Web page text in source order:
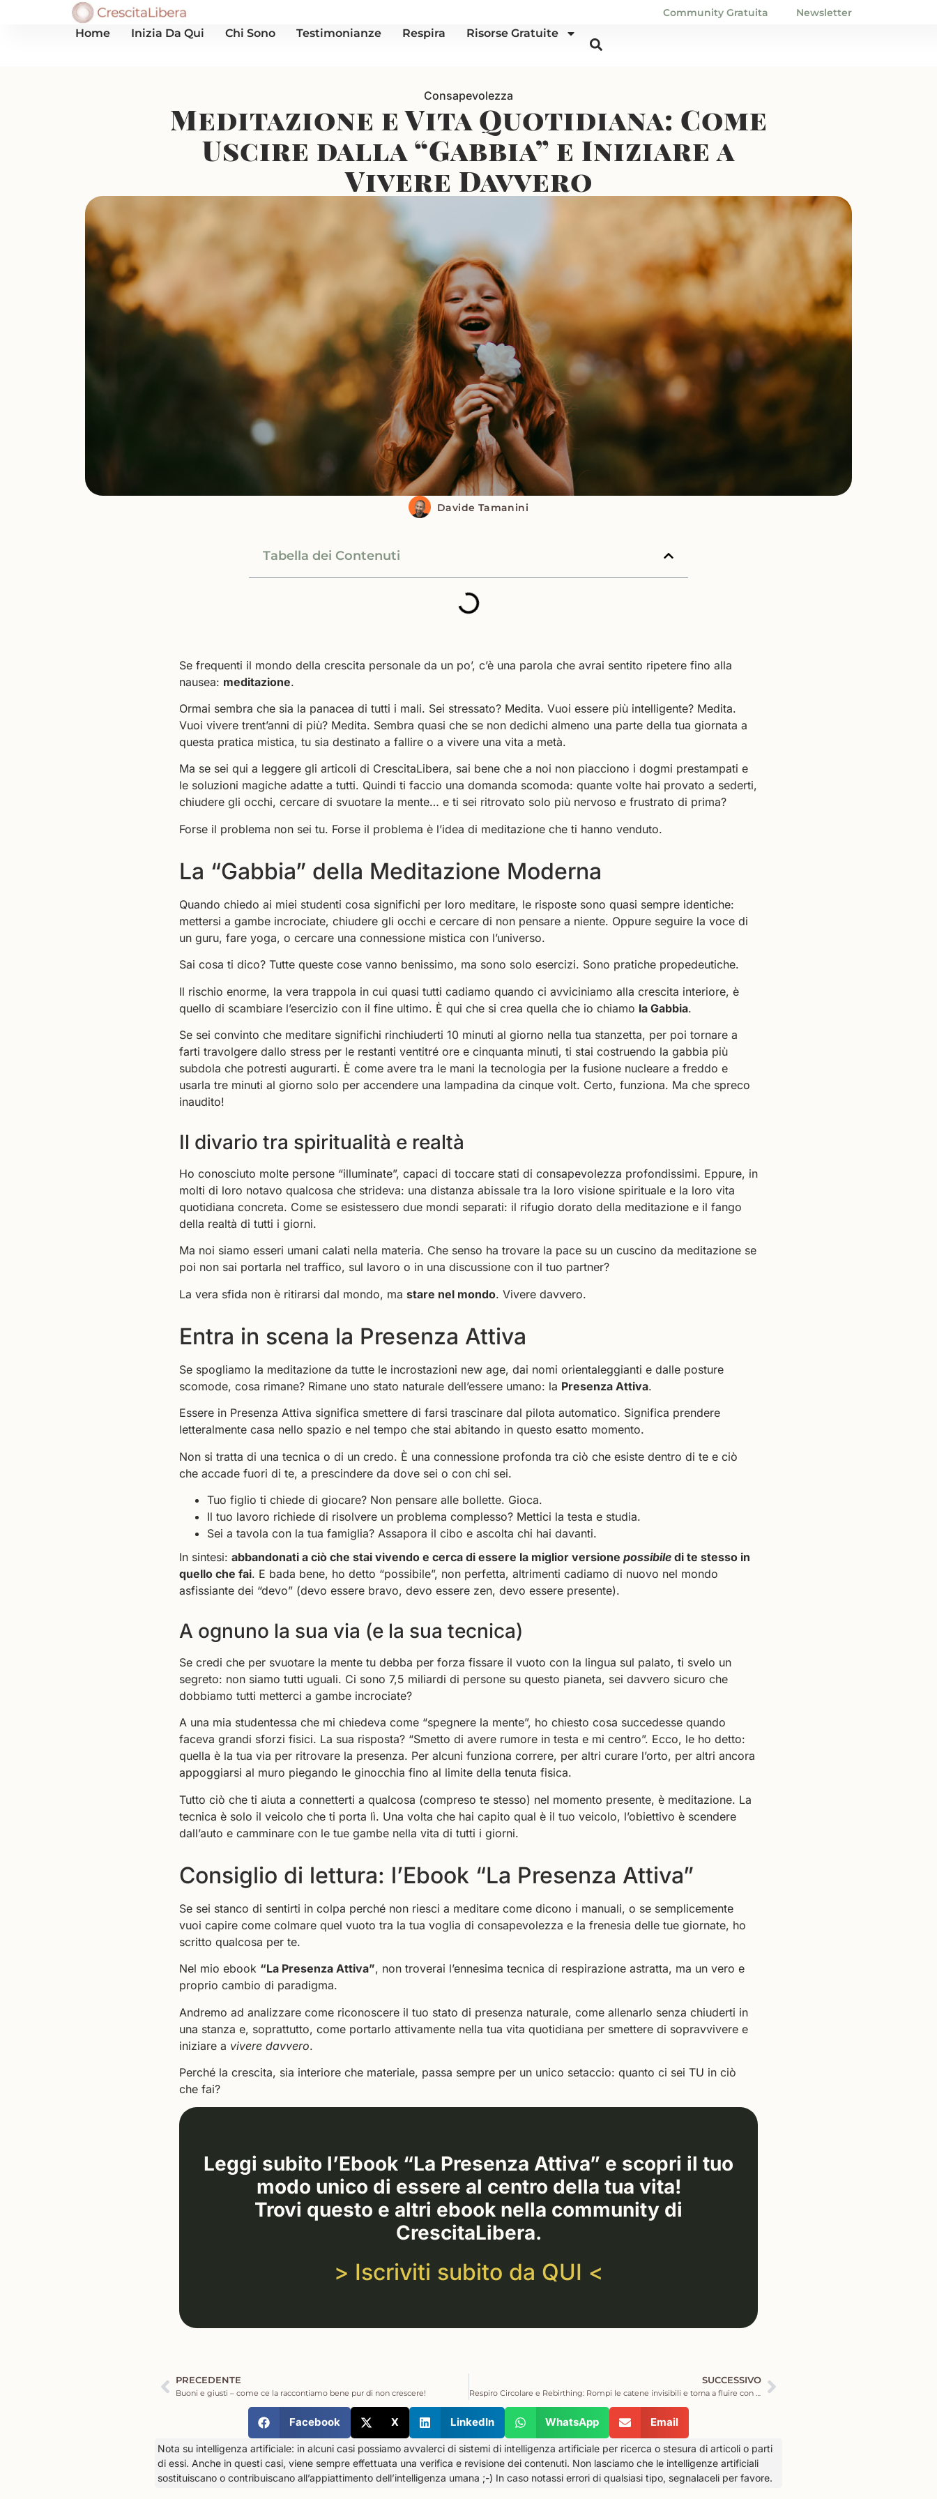
Community Gratuita Newsletter
Home Inizia Da Qui Chi Sono Testimonianze Respira Risorse Gratuite
Consapevolezza
Meditazione e Vita Quotidiana: Come
Uscire dalla “Gabbia” e Iniziare a
Vivere Davvero
Davide Tamanini
Tabella dei Contenuti
Se frequenti il mondo della crescita personale da un po’, c’è una parola che avrai sentito ripetere fino alla
nausea: meditazione.
Ormai sembra che sia la panacea di tutti i mali. Sei stressato? Medita. Vuoi essere più intelligente? Medita.
Vuoi vivere trent’anni di più? Medita. Sembra quasi che se non dedichi almeno una parte della tua giornata a
questa pratica mistica, tu sia destinato a fallire o a vivere una vita a metà.
Ma se sei qui a leggere gli articoli di CrescitaLibera, sai bene che a noi non piacciono i dogmi prestampati e
le soluzioni magiche adatte a tutti. Quindi ti faccio una domanda scomoda: quante volte hai provato a sederti,
chiudere gli occhi, cercare di svuotare la mente… e ti sei ritrovato solo più nervoso e frustrato di prima?
Forse il problema non sei tu. Forse il problema è l’idea di meditazione che ti hanno venduto.
La “Gabbia” della Meditazione Moderna
Quando chiedo ai miei studenti cosa significhi per loro meditare, le risposte sono quasi sempre identiche:
mettersi a gambe incrociate, chiudere gli occhi e cercare di non pensare a niente. Oppure seguire la voce di
un guru, fare yoga, o cercare una connessione mistica con l’universo.
Sai cosa ti dico? Tutte queste cose vanno benissimo, ma sono solo esercizi. Sono pratiche propedeutiche.
Il rischio enorme, la vera trappola in cui quasi tutti cadiamo quando ci avviciniamo alla crescita interiore, è
quello di scambiare l’esercizio con il fine ultimo. È qui che si crea quella che io chiamo la Gabbia.
Se sei convinto che meditare significhi rinchiuderti 10 minuti al giorno nella tua stanzetta, per poi tornare a
farti travolgere dallo stress per le restanti ventitré ore e cinquanta minuti, ti stai costruendo la gabbia più
subdola che potresti augurarti. È come avere tra le mani la tecnologia per la fusione nucleare a freddo e
usarla tre minuti al giorno solo per accendere una lampadina da cinque volt. Certo, funziona. Ma che spreco
inaudito!
Il divario tra spiritualità e realtà
Ho conosciuto molte persone “illuminate”, capaci di toccare stati di consapevolezza profondissimi. Eppure, in
molti di loro notavo qualcosa che strideva: una distanza abissale tra la loro visione spirituale e la loro vita
quotidiana concreta. Come se esistessero due mondi separati: il rifugio dorato della meditazione e il fango
della realtà di tutti i giorni.
Ma noi siamo esseri umani calati nella materia. Che senso ha trovare la pace su un cuscino da meditazione se
poi non sai portarla nel traffico, sul lavoro o in una discussione con il tuo partner?
La vera sfida non è ritirarsi dal mondo, ma stare nel mondo. Vivere davvero.
Entra in scena la Presenza Attiva
Se spogliamo la meditazione da tutte le incrostazioni new age, dai nomi orientaleggianti e dalle posture
scomode, cosa rimane? Rimane uno stato naturale dell’essere umano: la Presenza Attiva.
Essere in Presenza Attiva significa smettere di farsi trascinare dal pilota automatico. Significa prendere
letteralmente casa nello spazio e nel tempo che stai abitando in questo esatto momento.
Non si tratta di una tecnica o di un credo. È una connessione profonda tra ciò che esiste dentro di te e ciò
che accade fuori di te, a prescindere da dove sei o con chi sei.
Tuo figlio ti chiede di giocare? Non pensare alle bollette. Gioca.
Il tuo lavoro richiede di risolvere un problema complesso? Mettici la testa e studia.
Sei a tavola con la tua famiglia? Assapora il cibo e ascolta chi hai davanti.
In sintesi: abbandonati a ciò che stai vivendo e cerca di essere la miglior versione possibile di te stesso in
quello che fai. E bada bene, ho detto “possibile”, non perfetta, altrimenti cadiamo di nuovo nel mondo
asfissiante dei “devo” (devo essere bravo, devo essere zen, devo essere presente).
A ognuno la sua via (e la sua tecnica)
Se credi che per svuotare la mente tu debba per forza fissare il vuoto con la lingua sul palato, ti svelo un
segreto: non siamo tutti uguali. Ci sono 7,5 miliardi di persone su questo pianeta, sei davvero sicuro che
dobbiamo tutti metterci a gambe incrociate?
A una mia studentessa che mi chiedeva come “spegnere la mente”, ho chiesto cosa succedesse quando
faceva grandi sforzi fisici. La sua risposta? “Smetto di avere rumore in testa e mi centro”. Ecco, le ho detto:
quella è la tua via per ritrovare la presenza. Per alcuni funziona correre, per altri curare l’orto, per altri ancora
appoggiarsi al muro piegando le ginocchia fino al limite della tenuta fisica.
Tutto ciò che ti aiuta a connetterti a qualcosa (compreso te stesso) nel momento presente, è meditazione. La
tecnica è solo il veicolo che ti porta lì. Una volta che hai capito qual è il tuo veicolo, l’obiettivo è scendere
dall’auto e camminare con le tue gambe nella vita di tutti i giorni.
Consiglio di lettura: l’Ebook “La Presenza Attiva”
Se sei stanco di sentirti in colpa perché non riesci a meditare come dicono i manuali, o se semplicemente
vuoi capire come colmare quel vuoto tra la tua voglia di consapevolezza e la frenesia delle tue giornate, ho
scritto qualcosa per te.
Nel mio ebook “La Presenza Attiva”, non troverai l’ennesima tecnica di respirazione astratta, ma un vero e
proprio cambio di paradigma.
Andremo ad analizzare come riconoscere il tuo stato di presenza naturale, come allenarlo senza chiuderti in
una stanza e, soprattutto, come portarlo attivamente nella tua vita quotidiana per smettere di sopravvivere e
iniziare a vivere davvero.
Perché la crescita, sia interiore che materiale, passa sempre per un unico setaccio: quanto ci sei TU in ciò
che fai?
Leggi subito l’Ebook “La Presenza Attiva” e scopri il tuo
modo unico di essere al centro della tua vita!
Trovi questo e altri ebook nella community di
CrescitaLibera.
> Iscriviti subito da QUI <
PRECEDENTE
Buoni e giusti – come ce la raccontiamo bene pur di non crescere!
SUCCESSIVO
Facebook X LinkedIn WhatsApp Email
Nota su intelligenza artificiale: in alcuni casi possiamo avvalerci di sistemi di intelligenza artificiale per ricerca o stesura di articoli o parti
di essi. Anche in questi casi, viene sempre effettuata una verifica e revisione dei contenuti. Non lasciamo che le intelligenze artificiali
sostituiscano o contribuiscano all’appiattimento dell’intelligenza umana ;-) In caso notassi errori di qualsiasi tipo, segnalaceli per favore.